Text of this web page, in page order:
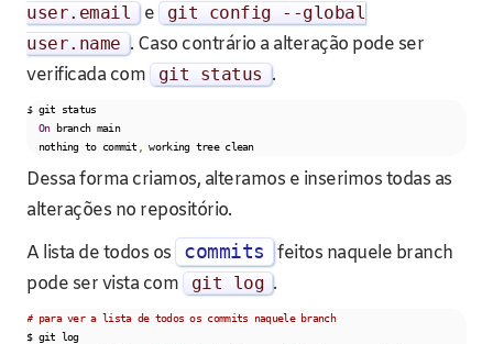
user. email e git config --global
user. name . Caso contrário a alteração pode ser
verificada com
git status .
$ git status
On branch main
  nothing to commit
working tree clean
Dessa forma criamos, alteramos e inserimos todas as
alterações no repositório.
A lista de todos os
commits
feitos naquele branch
pode ser vista com
git log .
# para ver a lista de todos os commits naquele branch
$ git log